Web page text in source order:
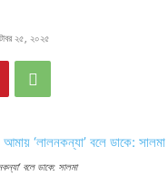
২৫, ২০২৫
বলে ডাকে: সালমা